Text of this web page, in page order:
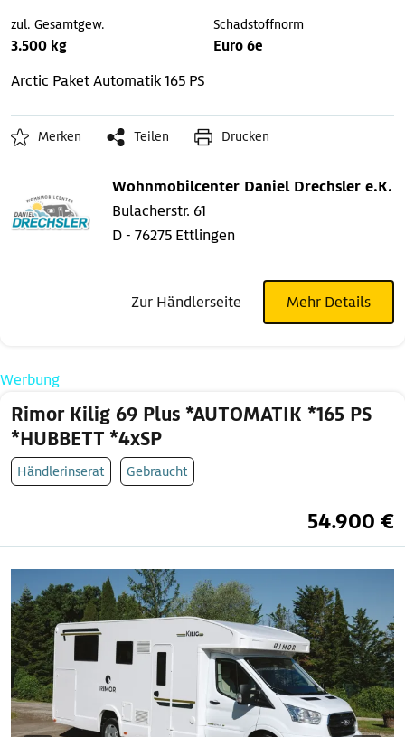
zul. Gesamtgew.
3.500 kg
Schadstoffnorm
Euro 6e
Arctic PaketAutomatik165 PS
Merken Teilen Drucken
Wohnmobilcenter Daniel Drechsler e.K.
Bulacherstr. 61
D - 76275 Ettlingen
Zur Händlerseite Mehr Details
Werbung
Rimor Kilig 69 Plus *AUTOMATIK *165 PS
*HUBBETT *4xSP
Händlerinserat Gebraucht
54.900 €